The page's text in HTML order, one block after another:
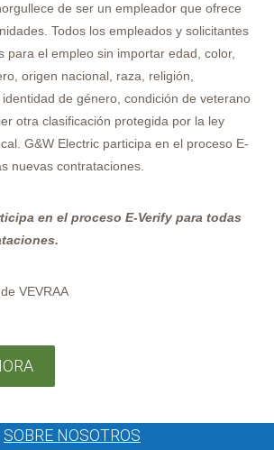
de ser un empleador que ofrece
Todos los empleados y solicitantes
para el empleo sin importar edad, color,
origen nacional, raza, religión,
de género, condición de veterano
otra clasificación protegida por la ley
G&W Electric participa en el proceso E-
nuevas contrataciones.
en el proceso E-Verify para todas
VEVRAA
SOBRE NOSOTROS